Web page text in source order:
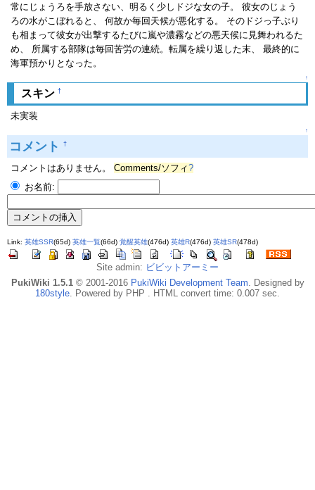
常にじょうろを手放さない、明るく少しドジな女の子。 彼女のじょう
ろの水がこぼれると、 何故か毎回天候が悪化する。 そのドジっ子ぶり
も相まって彼女が出撃するたびに嵐や濃霧などの悪天候に見舞われるた
め、 所属する部隊は毎回苦労の連続。転属を繰り返した末、 最終的に
海軍預かりとなった。
↑
スキン †
未実装
↑
コメント †
コメントはありません。 Comments/ソフィ?
お名前:
Link: 英雄SSR(65d) 英雄一覧(66d) 覚醒英雄(476d) 英雄R(476d) 英雄SR(478d)
Site admin: ビビットアーミー
PukiWiki 1.5.1© 2001-2016 PukiWiki Development Team . Designed by
180style . Powered by PHP . HTML convert time: 0.007 sec.